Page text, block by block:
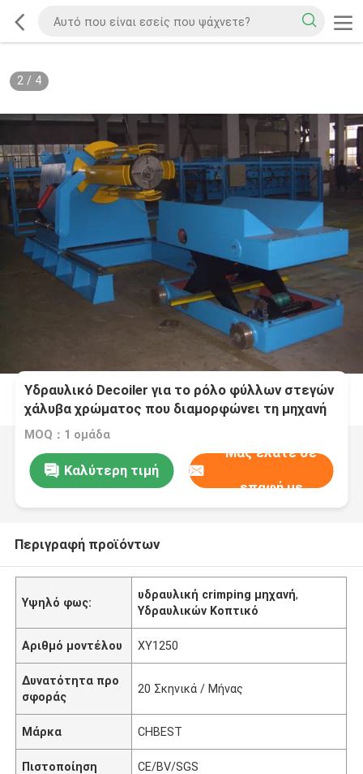
2/ 4
Υδραυλικό Decoiler για το ρόλο φύλλων στεγών
χάλυβα χρώματος που διαμορφώνει τη μηχανή
MOQ：1 ομάδα
Καλύτερη τιμή
Μας ελάτε σε
επαφή με
Περιγραφή προϊόντων
Υψηλό φως:
υδραυλική crimping μηχανή,
Υδραυλικών Κοπτικό
Αριθμό μοντέλου XY1250
Δυνατότητα προ
σφοράς
20 Σκηνικά / Μήνας
Μάρκα CHBEST
Πιστοποίηση CE/BV/SGS